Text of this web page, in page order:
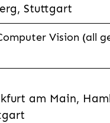
Stuttgart
Vision (all
am Main,